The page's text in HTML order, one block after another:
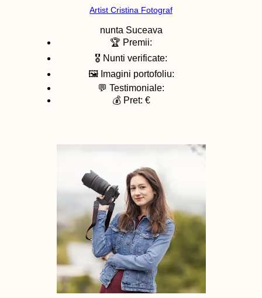
Artist Cristina Fotograf
nunta Suceava
🏆 Premii:
🎖️ Nunti verificate:
🖼️ Imagini portofoliu:
💬 Testimoniale:
💰 Pret: €